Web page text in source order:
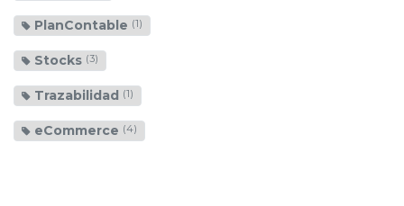
PlanContable (1)
Stocks (3)
Trazabilidad (1)
eCommerce (4)